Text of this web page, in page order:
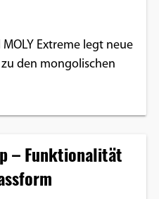
Extreme legt neue
den mongolischen
– Funktionalität